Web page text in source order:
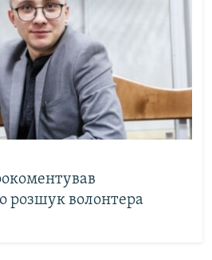
розшук волонтера